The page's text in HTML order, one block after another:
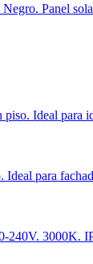
Panel
Ideal para
para
240V. 3000K.